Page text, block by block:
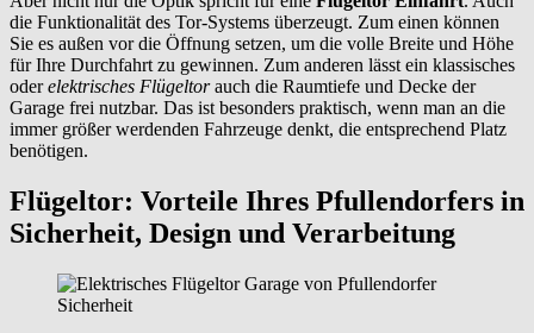
die Funktionalität des Tor-Systems überzeugt. Zum einen können
Sie es außen vor die Öffnung setzen, um die volle Breite und Höhe
für Ihre Durchfahrt zu gewinnen. Zum anderen lässt ein klassisches
oderelektrisches Flügeltorauch die Raumtiefe und Decke der
Garage frei nutzbar. Das ist besonders praktisch, wenn man an die
immer größer werdenden Fahrzeuge denkt, die entsprechend Platz
benötigen.
Flügeltor: Vorteile Ihres Pfullendorfers in
Sicherheit, Design und Verarbeitung
Sicherheit